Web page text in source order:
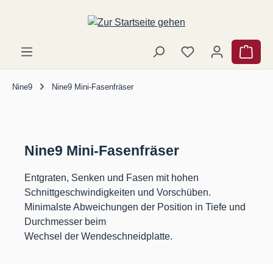
Zum Hauptinhalt springen
Nine9 Nine9 Mini-Fasenfräser
Nine9 Mini-Fasenfräser
Entgraten, Senken und Fasen mit hohen
Schnittgeschwindigkeiten und Vorschüben.
Minimalste Abweichungen der Position in Tiefe und
Durchmesser beim
Wechsel der Wendeschneidplatte.